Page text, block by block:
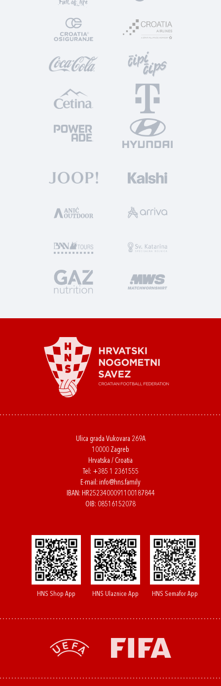
Ulica grada Vukovara 269A
10000 Zagreb
Hrvatska / Croatia
Tel: +385 1 2361555
E-mail: info@hns.family
IBAN: HR2523400091100187844
OIB: 08516152078
HNS Shop App HNS Ulaznice App HNS Semafor App